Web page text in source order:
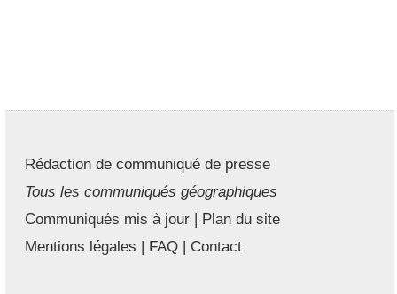
Rédaction de communiqué de presse
Tous les communiqués géographiques
Communiqués mis à jour | Plan du site
Mentions légales | FAQ | Contact